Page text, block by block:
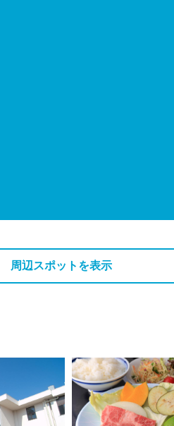
周辺スポットを表示